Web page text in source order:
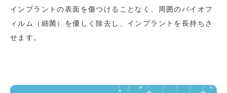
インプラントの表面を傷つけることなく、周囲のバイオフ
ィルム（細菌）を優しく除去し、インプラントを長持ちさ
せます。